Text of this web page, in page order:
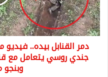
ومضحك
بنفس
الوقت
جندي
روسي
يتعامل
دمر القنابل بيده..
جندي روسي يتعامل مع